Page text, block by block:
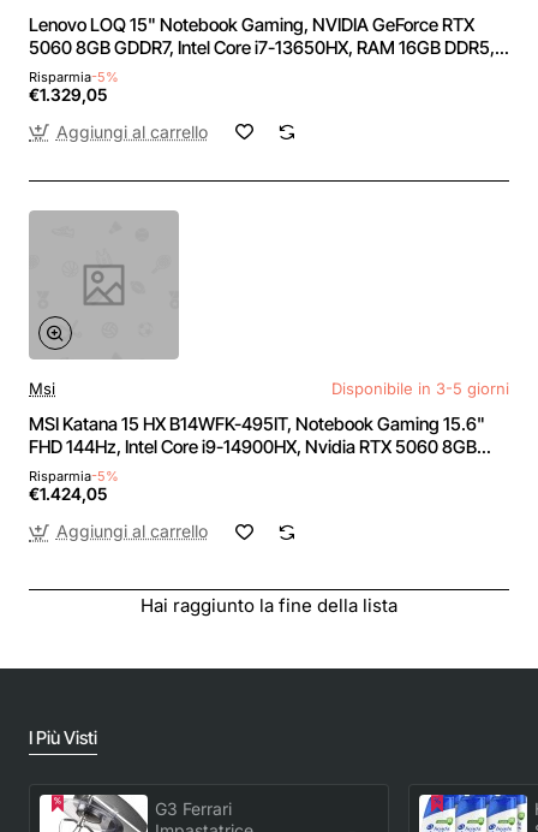
Lenovo LOQ 15" Notebook Gaming, NVIDIA GeForce RTX
5060 8GB GDDR7, Intel Core i7-13650HX, RAM 16GB DDR5,
1TB SSD, Schermo 15.6" FHD (1920x1080) 144Hz, Windows
11 Home, Tastiera Retroilluminata Bianca
Risparmia-5%
€1.329,05
Aggiungi al carrello
Msi Disponibile in 3-5 giorni
MSI Katana 15 HX B14WFK-495IT, Notebook Gaming 15.6"
FHD 144Hz, Intel Core i9-14900HX, Nvidia RTX 5060 8GB
GDDR7, 1TB SSD PCIe4, 16GB RAM DDR5 5600MHz, WiFi 6E,
Win 11 Home [Layout e garanzia ITA]
Risparmia-5%
€1.424,05
Aggiungi al carrello
Hai raggiunto la fine della lista
I Più Visti
G3 Ferrari